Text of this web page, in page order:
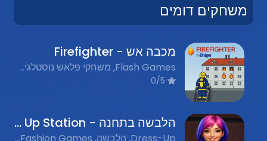
משחקים דומים
מכבה אש - Firefighter
Flash Games, משחקי פלאש נוסטלגים, Action, פעולה
הלבשה בתחנה - Dress Up Station